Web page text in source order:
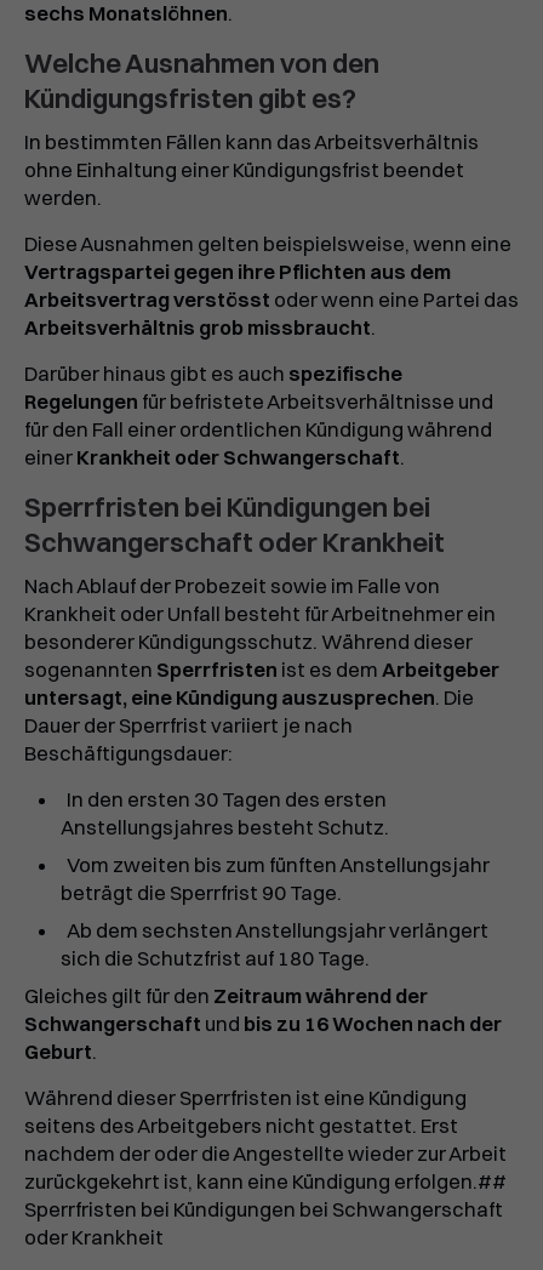
sechs Monatslöhnen.
Welche Ausnahmen von den
Kündigungsfristen gibt es?
In bestimmten Fällen kann das Arbeitsverhältnis
ohne Einhaltung einer Kündigungsfrist beendet
werden.
Diese Ausnahmen gelten beispielsweise, wenn eine
Vertragspartei gegen ihre Pflichten aus dem
Arbeitsvertrag verstösst oder wenn eine Partei das
Arbeitsverhältnis grob missbraucht.
Darüber hinaus gibt es auch spezifische
Regelungen für befristete Arbeitsverhältnisse und
für den Fall einer ordentlichen Kündigung während
einer Krankheit oder Schwangerschaft.
Sperrfristen bei Kündigungen bei
Schwangerschaft oder Krankheit
Nach Ablauf der Probezeit sowie im Falle von
Krankheit oder Unfall besteht für Arbeitnehmer ein
besonderer Kündigungsschutz. Während dieser
sogenannten Sperrfristen ist es dem Arbeitgeber
untersagt, eine Kündigung auszusprechen. Die
Dauer der Sperrfrist variiert je nach
Beschäftigungsdauer:
In den ersten 30 Tagen des ersten
Anstellungsjahres besteht Schutz.
Vom zweiten bis zum fünften Anstellungsjahr
beträgt die Sperrfrist 90 Tage.
Ab dem sechsten Anstellungsjahr verlängert
sich die Schutzfrist auf 180 Tage.
Gleiches gilt für den Zeitraum während der
Schwangerschaft und bis zu 16 Wochen nach der
Geburt.
Während dieser Sperrfristen ist eine Kündigung
seitens des Arbeitgebers nicht gestattet. Erst
nachdem der oder die Angestellte wieder zur Arbeit
zurückgekehrt ist, kann eine Kündigung erfolgen.##
Sperrfristen bei Kündigungen bei Schwangerschaft
oder Krankheit